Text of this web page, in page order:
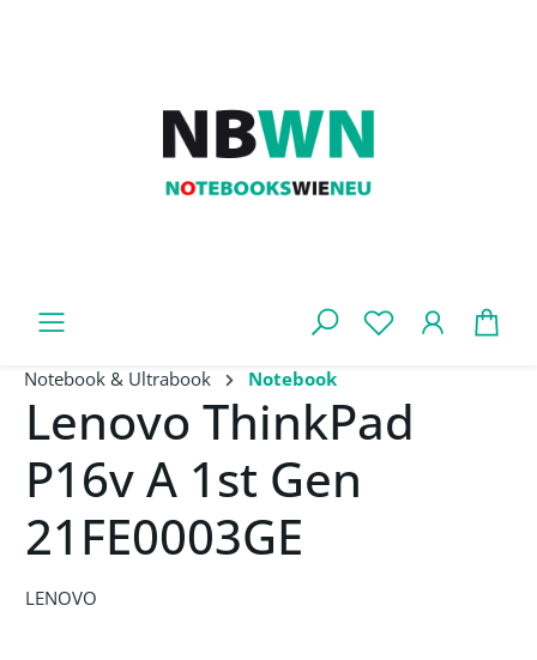
Notebook & Ultrabook Notebook
Lenovo ThinkPad
P16v A 1st Gen
21FE0003GE
LENOVO